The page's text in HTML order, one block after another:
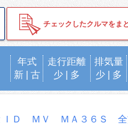
チェックしたクルマをま
年式
新| 古
走行距離
少
多
排気量
少| 多
ＩＤ ＭＶ ＭＡ３６Ｓ 全